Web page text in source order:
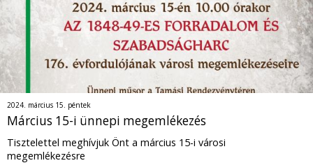
2024. március 15. péntek
Március 15-i ünnepi megemlékezés
Tisztelettel meghívjuk Önt a március 15-i városi
megemlékezésre